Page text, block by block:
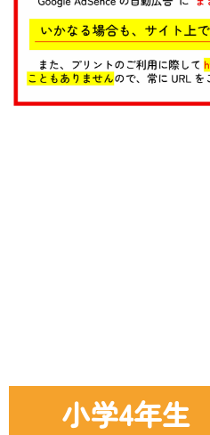
小学4年生